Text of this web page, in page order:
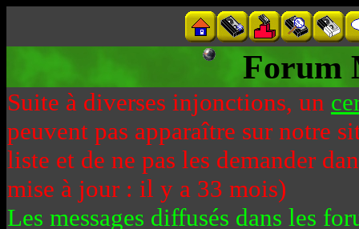
Forum
Suite à diverses injonctions, un
peuvent pas apparaître sur notre
liste et de ne pas les demander
mise à jour : il y a 33 mois)
Les messages diffusés dans les